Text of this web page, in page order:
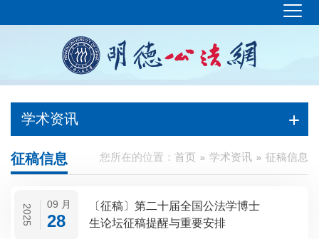
学术资讯
您所在的位置： 首页 学术资讯 征稿信息
征稿信息
2025 09 月
28
〔征稿〕第二十届全国公法学博士
生论坛征稿提醒与重要安排